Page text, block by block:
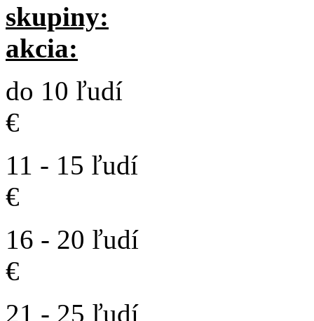
skupiny:
akcia:
do 10
€
11 - 15
€
16 - 20
€
21 - 25